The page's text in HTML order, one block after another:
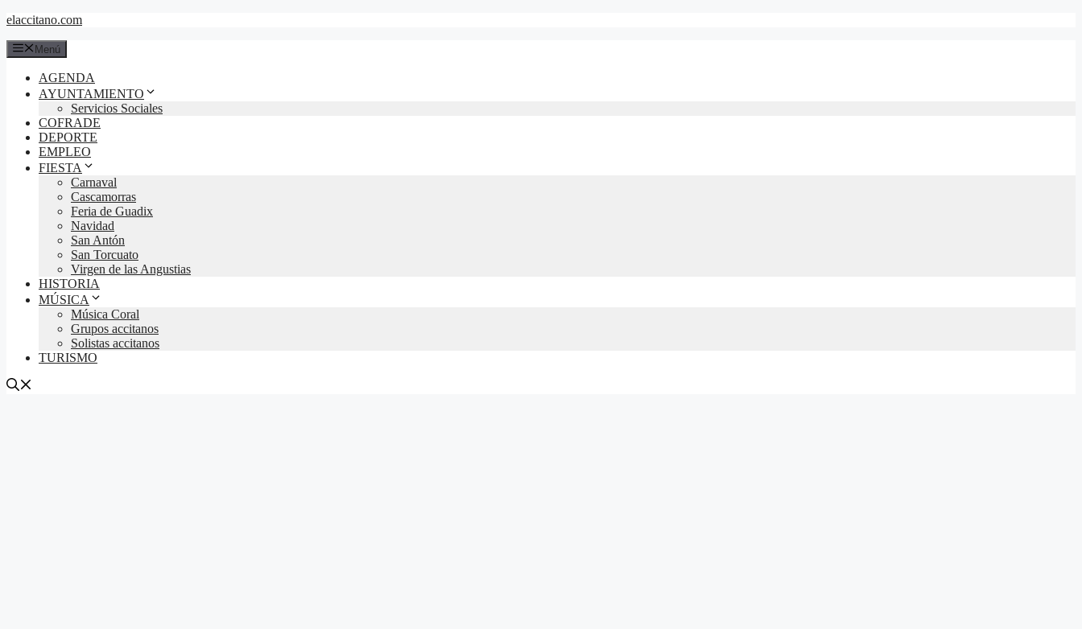
Saltar
contenido
elaccitano.com
Menú
AGENDA
AYUNTAMIENTO
Servicios Sociales
COFRADE
DEPORTE
EMPLEO
FIESTA
Carnaval
Cascamorras
Feria de Guadix
Navidad
San Antón
San Torcuato
Virgen de las Angustias
HISTORIA
MÚSICA
Música Coral
Grupos accitanos
Solistas accitanos
TURISMO